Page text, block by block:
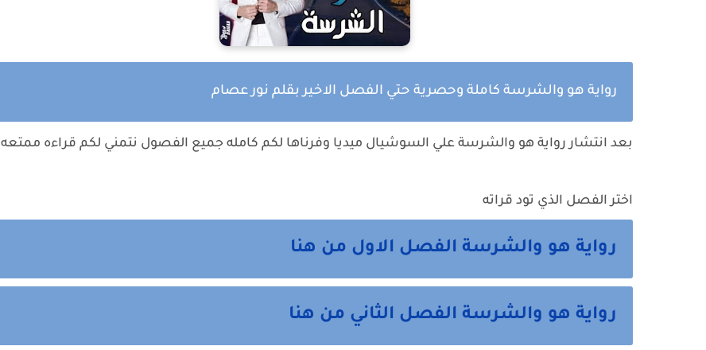
رواية هو والشرسة كاملة وحصرية حتي الفصل الاخير بقلم نور عصام
بعد انتشار رواية هو والشرسة علي السوشيال ميديا وفرناها لكم كامله جميع الفصول نتمني لكم قراءه ممتعه
اختر الفصل الذي تود قراته
رواية هو والشرسة الفصل الاول من هنا
رواية هو والشرسة الفصل الثاني من هنا